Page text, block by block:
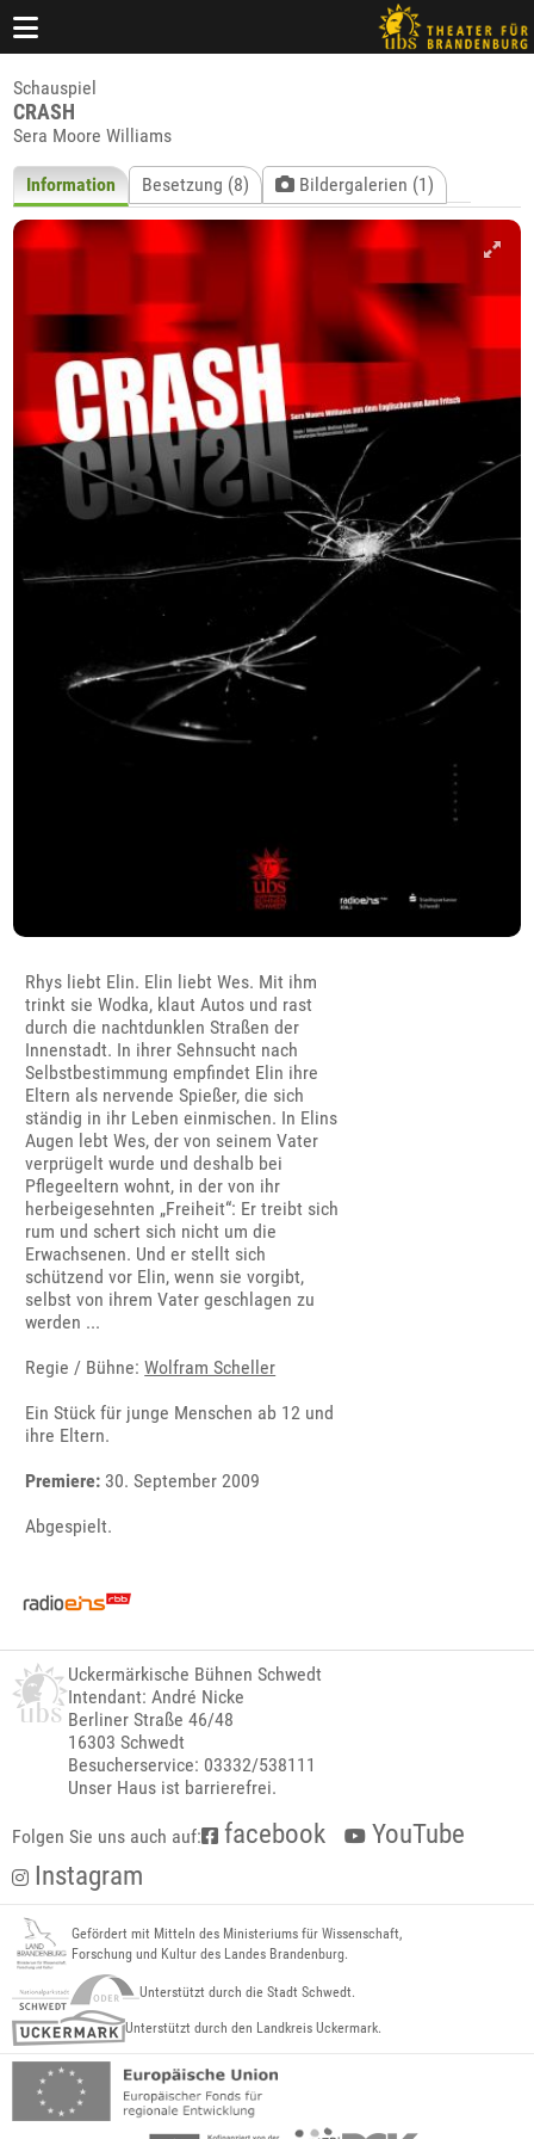
Schauspiel
CRASH
Sera Moore Williams
Information Besetzung (8) Bildergalerien (1)
Rhys liebt Elin. Elin liebt Wes. Mit ihm
trinkt sie Wodka, klaut Autos und rast
durch die nachtdunklen Straßen der
Innenstadt. In ihrer Sehnsucht nach
Selbstbestimmung empfindet Elin ihre
Eltern als nervende Spießer, die sich
ständig in ihr Leben einmischen. In Elins
Augen lebt Wes, der von seinem Vater
verprügelt wurde und deshalb bei
Pflegeeltern wohnt, in der von ihr
herbeigesehnten „Freiheit“: Er treibt sich
rum und schert sich nicht um die
Erwachsenen. Und er stellt sich
schützend vor Elin, wenn sie vorgibt,
selbst von ihrem Vater geschlagen zu
werden ...
Regie / Bühne:Wolfram Scheller
Ein Stück für junge Menschen ab 12 und
ihre Eltern.
Premiere: 30. September 2009
Abgespielt.
Uckermärkische Bühnen Schwedt
Intendant: André Nicke
Berliner Straße 46/48
16303 Schwedt
Besucherservice: 03332/538111
Unser Haus ist barrierefrei.
Folgen Sie uns auch auf: facebook
YouTube
Instagram
Gefördert mit Mitteln des Ministeriums für Wissenschaft,
Forschung und Kultur des Landes Brandenburg.
Unterstützt durch die Stadt Schwedt.
Unterstützt durch den Landkreis Uckermark.